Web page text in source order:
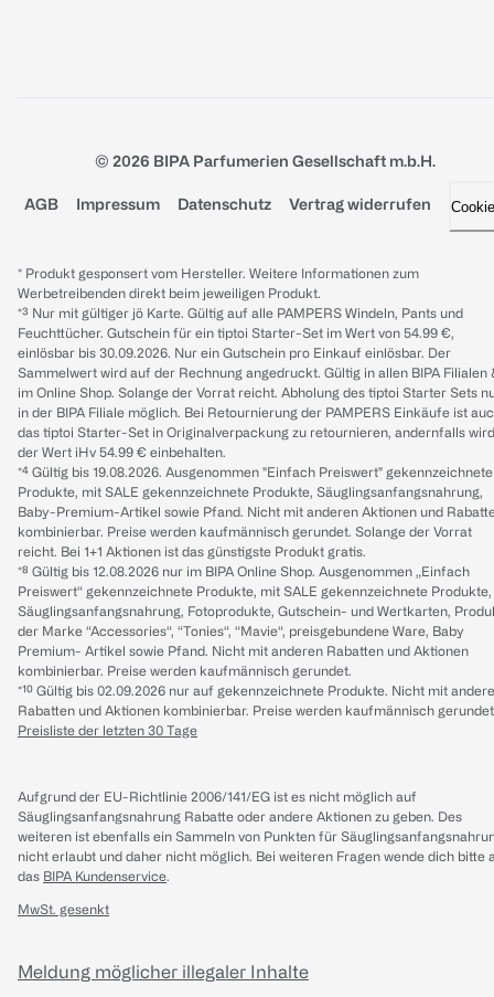
© 2026 BIPA Parfumerien Gesellschaft m.b.H.
AGB Impressum Datenschutz Vertrag widerrufen
* Produkt gesponsert vom Hersteller. Weitere Informationen zum
Werbetreibenden direkt beim jeweiligen Produkt.
*³ Nur mit gültiger jö Karte. Gültig auf alle PAMPERS Windeln, Pants und
Feuchttücher. Gutschein für ein tiptoi Starter-Set im Wert von 54.99 €,
einlösbar bis 30.09.2026. Nur ein Gutschein pro Einkauf einlösbar. Der
Sammelwert wird auf der Rechnung angedruckt. Gültig in allen BIPA Filialen
im Online Shop. Solange der Vorrat reicht. Abholung des tiptoi Starter Sets
in der BIPA Filiale möglich. Bei Retournierung der PAMPERS Einkäufe ist
das tiptoi Starter-Set in Originalverpackung zu retournieren, andernfalls wird
der Wert iHv 54.99 € einbehalten.
*⁴ Gültig bis 19.08.2026. Ausgenommen "Einfach Preiswert" gekennzeichnete
Produkte, mit SALE gekennzeichnete Produkte, Säuglingsanfangsnahrung,
Baby-Premium-Artikel sowie Pfand. Nicht mit anderen Aktionen und
kombinierbar. Preise werden kaufmännisch gerundet. Solange der Vorrat
reicht. Bei 1+1 Aktionen ist das günstigste Produkt gratis.
*⁸ Gültig bis 12.08.2026 nur im BIPA Online Shop. Ausgenommen „Einfach
Preiswert“ gekennzeichnete Produkte, mit SALE gekennzeichnete Produkte,
Säuglingsanfangsnahrung, Fotoprodukte, Gutschein- und Wertkarten,
der Marke “Accessories“, “Tonies“, “Mavie“, preisgebundene Ware, Baby
Premium- Artikel sowie Pfand. Nicht mit anderen Rabatten und Aktionen
kombinierbar. Preise werden kaufmännisch gerundet.
*¹⁰ Gültig bis 02.09.2026 nur auf gekennzeichnete Produkte. Nicht mit
Rabatten und Aktionen kombinierbar. Preise werden kaufmännisch
Preisliste der letzten 30 Tage
Aufgrund der EU-Richtlinie 2006/141/EG ist es nicht möglich auf
Säuglingsanfangsnahrung Rabatte oder andere Aktionen zu geben. Des
weiteren ist ebenfalls ein Sammeln von Punkten für
nicht erlaubt und daher nicht möglich. Bei weiteren Fragen wende dich bitte
das BIPA Kundenservice.
MwSt. gesenkt
Meldung möglicher illegaler Inhalte